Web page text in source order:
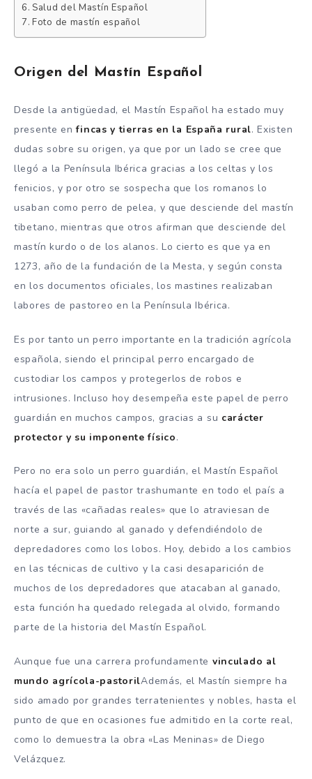
Salud del Mastín Español
Foto de mastín español
Origen del Mastín Español
Desde la antigüedad, el Mastín Español ha estado muy
presente enfincas y tierras en la España rural. Existen
dudas sobre su origen, ya que por un lado se cree que
llegó a la Península Ibérica gracias a los celtas y los
fenicios, y por otro se sospecha que los romanos lo
usaban como perro de pelea, y que desciende del mastín
tibetano, mientras que otros afirman que desciende del
mastín kurdo o de los alanos. Lo cierto es que ya en
1273, año de la fundación de la Mesta, y según consta
en los documentos oficiales, los mastines realizaban
labores de pastoreo en la Península Ibérica.
Es por tanto un perro importante en la tradición agrícola
española, siendo el principal perro encargado de
custodiar los campos y protegerlos de robos e
intrusiones. Incluso hoy desempeña este papel de perro
guardián en muchos campos, gracias a su carácter
protector y su imponente físico.
Pero no era solo un perro guardián, el Mastín Español
hacía el papel de pastor trashumante en todo el país a
través de las «cañadas reales» que lo atraviesan de
norte a sur, guiando al ganado y defendiéndolo de
depredadores como los lobos. Hoy, debido a los cambios
en las técnicas de cultivo y la casi desaparición de
muchos de los depredadores que atacaban al ganado,
esta función ha quedado relegada al olvido, formando
parte de la historia del Mastín Español.
Aunque fue una carrera profundamente vinculado al
mundo agrícola-pastorilAdemás, el Mastín siempre ha
sido amado por grandes terratenientes y nobles, hasta el
punto de que en ocasiones fue admitido en la corte real,
como lo demuestra la obra «Las Meninas» de Diego
Velázquez.